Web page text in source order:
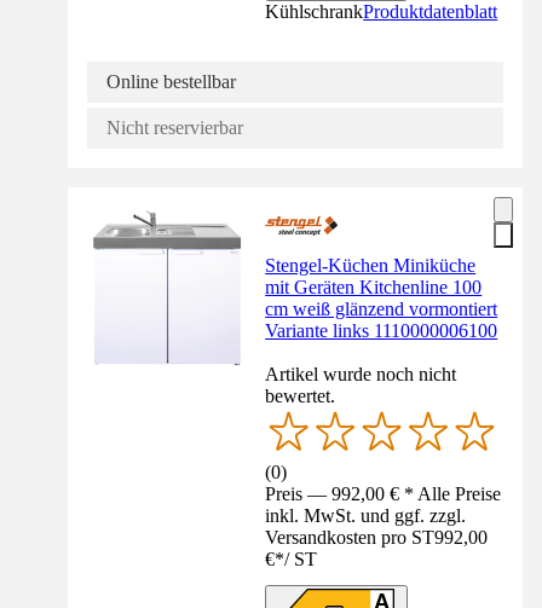
KühlschrankProduktdatenblatt
Online bestellbar
Nicht reservierbar
Stengel-Küchen Miniküche
mit Geräten Kitchenline 100
cm weiß glänzend vormontiert
Variante links 1110000006100
Artikel wurde noch nicht
bewertet.
(0)
Preis — 992,00 € * Alle Preise
inkl. MwSt. und ggf. zzgl.
Versandkosten pro ST992,00
€*/ ST